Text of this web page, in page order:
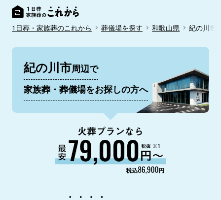
1日葬・家族葬のこれから 葬儀場を探す 和歌山県 紀の川市
紀の川市周辺で
家族葬・葬儀場をお探しの方へ